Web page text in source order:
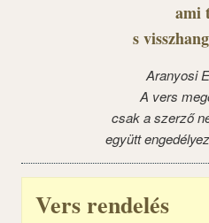
ami
s
Aranyosi
A vers
csak a szerző
együtt
Vers rendelés